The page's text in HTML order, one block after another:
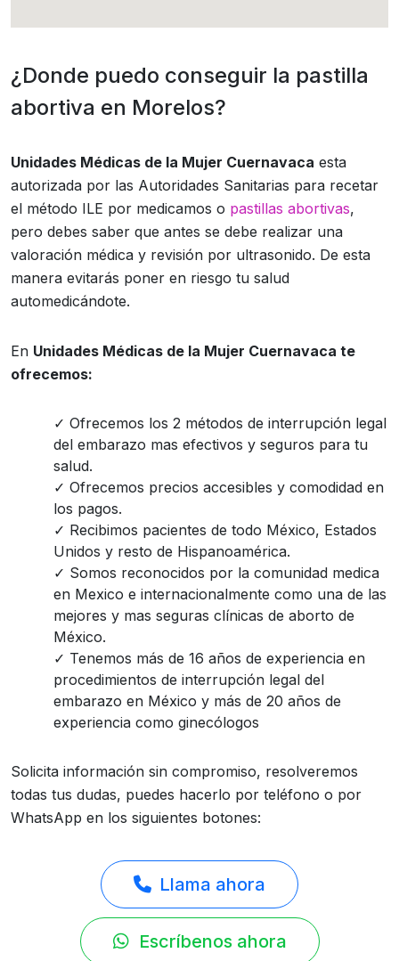
¿Donde puedo conseguir la pastilla
abortiva en Morelos?
Unidades Médicas de la Mujer Cuernavaca esta
autorizada por las Autoridades Sanitarias para recetar
el método ILE por medicamos o pastillas abortivas,
pero debes saber que antes se debe realizar una
valoración médica y revisión por ultrasonido. De esta
manera evitarás poner en riesgo tu salud
automedicándote.
En Unidades Médicas de la Mujer Cuernavaca te
ofrecemos:
Ofrecemos los 2 métodos de interrupción legal
del embarazo mas efectivos y seguros para tu
salud.
Ofrecemos precios accesibles y comodidad en
los pagos.
Recibimos pacientes de todo México, Estados
Unidos y resto de Hispanoamérica.
Somos reconocidos por la comunidad medica
en Mexico e internacionalmente como una de las
mejores y mas seguras clínicas de aborto de
México.
Tenemos más de 16 años de experiencia en
procedimientos de interrupción legal del
embarazo en México y más de 20 años de
experiencia como ginecólogos
Solicita información sin compromiso, resolveremos
todas tus dudas, puedes hacerlo por teléfono o por
WhatsApp en los siguientes botones:
Llama ahora
Escríbenos ahora